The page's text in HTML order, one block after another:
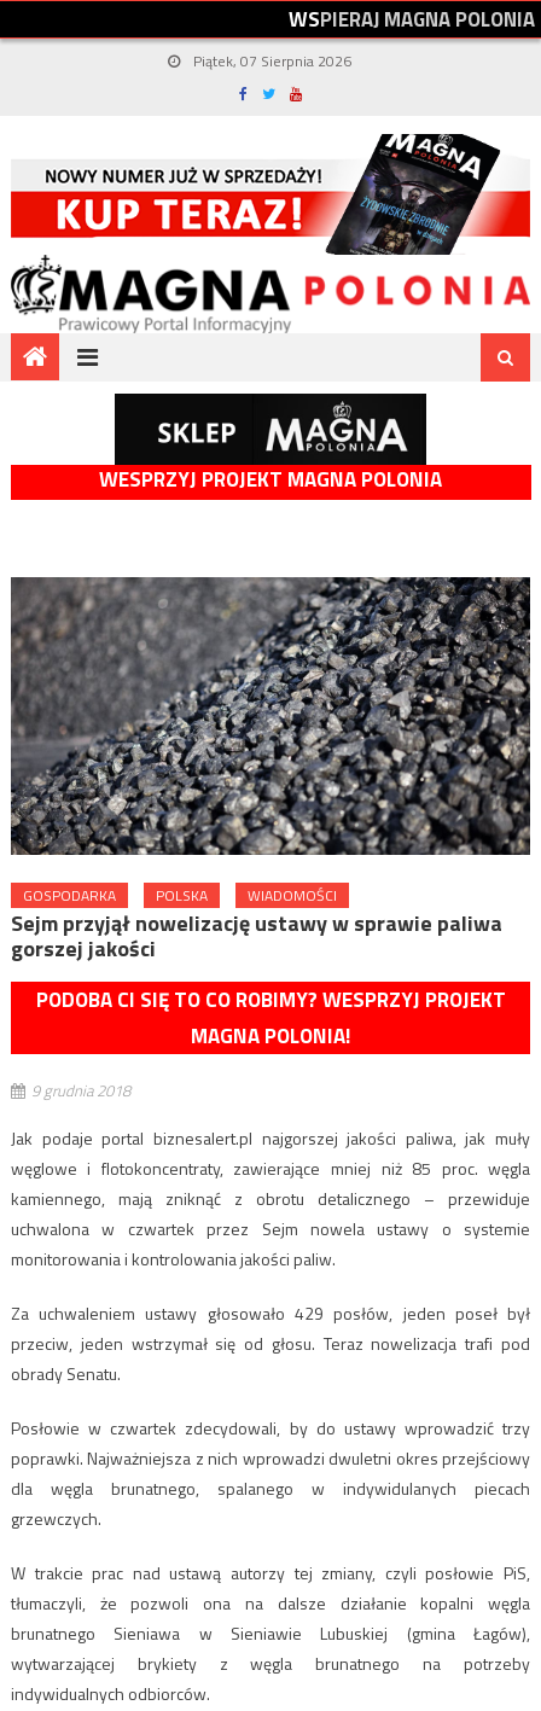
WSPIERAJMAGNAPOLONIA
Piątek, 07 Sierpnia 2026
WESPRZYJ PROJEKT MAGNA POLONIA
GOSPODARKA POLSKA WIADOMOŚCI
Sejm przyjął nowelizację ustawy w sprawie paliwa
gorszej jakości
PODOBA CI SIĘ TO CO ROBIMY? WESPRZYJ PROJEKT
MAGNA POLONIA!
9 grudnia 2018
Jak podaje portal biznesalert.pl najgorszej jakości paliwa, jak muły
węglowe i flotokoncentraty, zawierające mniej niż 85 proc. węgla
kamiennego, mają zniknąć z obrotu detalicznego – przewiduje
uchwalona w czwartek przez Sejm nowela ustawy o systemie
monitorowania i kontrolowania jakości paliw.
Za uchwaleniem ustawy głosowało 429 posłów, jeden poseł był
przeciw, jeden wstrzymał się od głosu. Teraz nowelizacja trafi pod
obrady Senatu.
Posłowie w czwartek zdecydowali, by do ustawy wprowadzić trzy
poprawki. Najważniejsza z nich wprowadzi dwuletni okres przejściowy
dla węgla brunatnego, spalanego w indywidulanych piecach
grzewczych.
W trakcie prac nad ustawą autorzy tej zmiany, czyli posłowie PiS,
tłumaczyli, że pozwoli ona na dalsze działanie kopalni węgla
brunatnego Sieniawa w Sieniawie Lubuskiej (gmina Łagów),
wytwarzającej brykiety z węgla brunatnego na potrzeby
indywidualnych odbiorców.